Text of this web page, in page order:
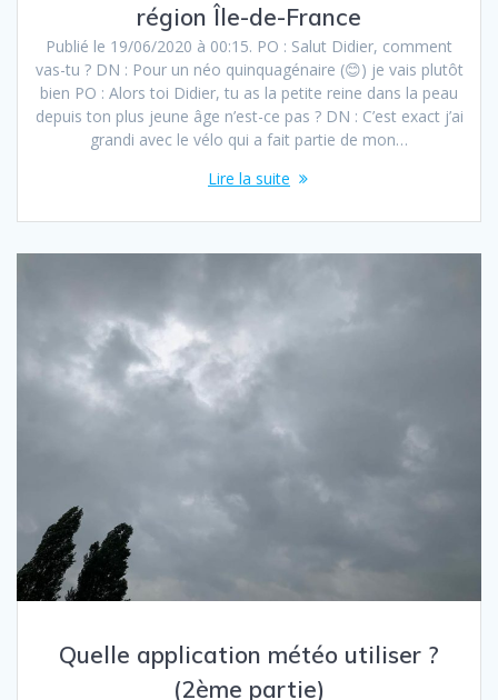
région Île-de-France
Publié le 19/06/2020 à 00:15. PO : Salut Didier, comment
vas-tu ? DN : Pour un néo quinquagénaire (😊) je vais plutôt
bien PO : Alors toi Didier, tu as la petite reine dans la peau
depuis ton plus jeune âge n’est-ce pas ? DN : C’est exact j’ai
grandi avec le vélo qui a fait partie de mon…
Lire la suite
Quelle application météo utiliser ?
(2ème partie)